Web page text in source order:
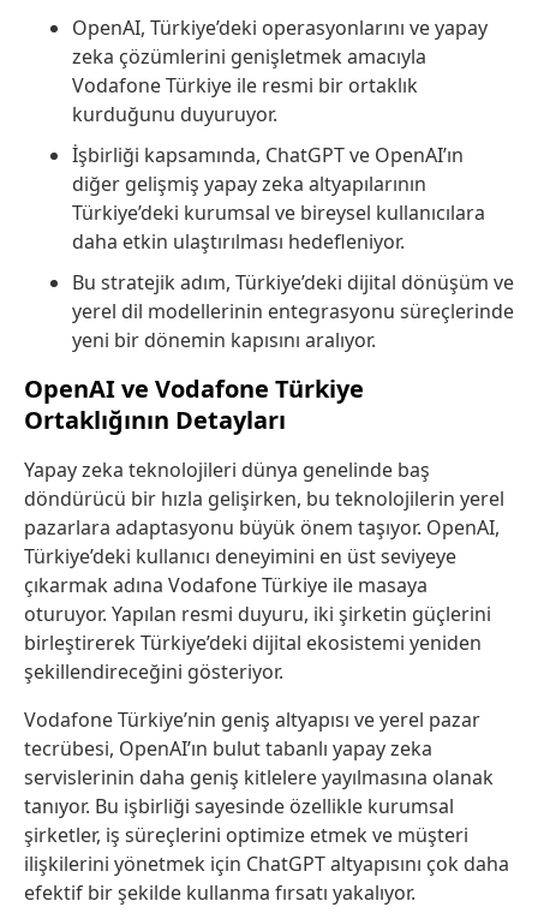
OpenAI, Türkiye’deki operasyonlarını ve yapay
zeka çözümlerini genişletmek amacıyla
Vodafone Türkiye ile resmi bir ortaklık
kurduğunu duyuruyor.
İşbirliği kapsamında, ChatGPT ve OpenAI’ın
diğer gelişmiş yapay zeka altyapılarının
Türkiye’deki kurumsal ve bireysel kullanıcılara
daha etkin ulaştırılması hedefleniyor.
Bu stratejik adım, Türkiye’deki dijital dönüşüm ve
yerel dil modellerinin entegrasyonu süreçlerinde
yeni bir dönemin kapısını aralıyor.
OpenAI ve Vodafone Türkiye
Ortaklığının Detayları
Yapay zeka teknolojileri dünya genelinde baş
döndürücü bir hızla gelişirken, bu teknolojilerin yerel
pazarlara adaptasyonu büyük önem taşıyor. OpenAI,
Türkiye’deki kullanıcı deneyimini en üst seviyeye
çıkarmak adına Vodafone Türkiye ile masaya
oturuyor. Yapılan resmi duyuru, iki şirketin güçlerini
birleştirerek Türkiye’deki dijital ekosistemi yeniden
şekillendireceğini gösteriyor.
Vodafone Türkiye’nin geniş altyapısı ve yerel pazar
tecrübesi, OpenAI’ın bulut tabanlı yapay zeka
servislerinin daha geniş kitlelere yayılmasına olanak
tanıyor. Bu işbirliği sayesinde özellikle kurumsal
şirketler, iş süreçlerini optimize etmek ve müşteri
ilişkilerini yönetmek için ChatGPT altyapısını çok daha
efektif bir şekilde kullanma fırsatı yakalıyor.